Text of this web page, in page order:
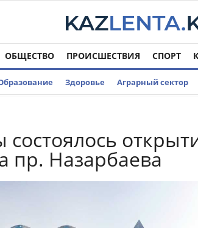
ОБЩЕСТВО ПРОИСШЕСТВИЯ СПОРТ
Здоровье Аграрный сектор
пр. Назарбаева